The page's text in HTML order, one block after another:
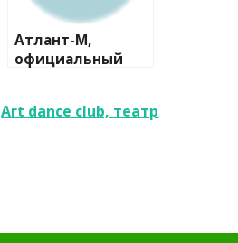
Атлант-М,
официальный
Art dance club, театр